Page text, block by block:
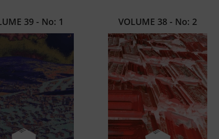
39 - No: 1 VOLUME 38 - No: 2